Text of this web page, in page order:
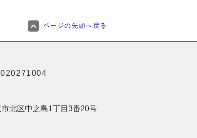
ページの先頭へ戻る
北区中之島1丁目3番20号